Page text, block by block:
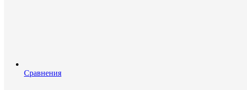
Сравнения